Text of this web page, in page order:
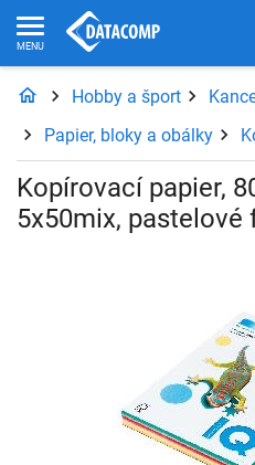
Hobby a šport
Papier, bloky a obálky
Kopírovací papier,
5x50mix, pastelové